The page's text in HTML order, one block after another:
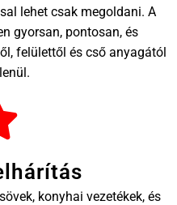
lehet csak megoldani. A
gyorsan, pontosan, és
felülettől és cső anyagától
konyhai vezetékek, és